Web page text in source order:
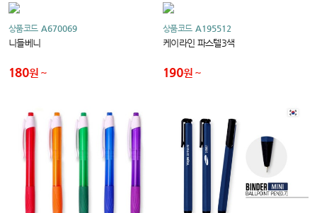
상품코드 A670069
니들베니
180원
상품코드 A195512
케이라인 파스텔3색
190원